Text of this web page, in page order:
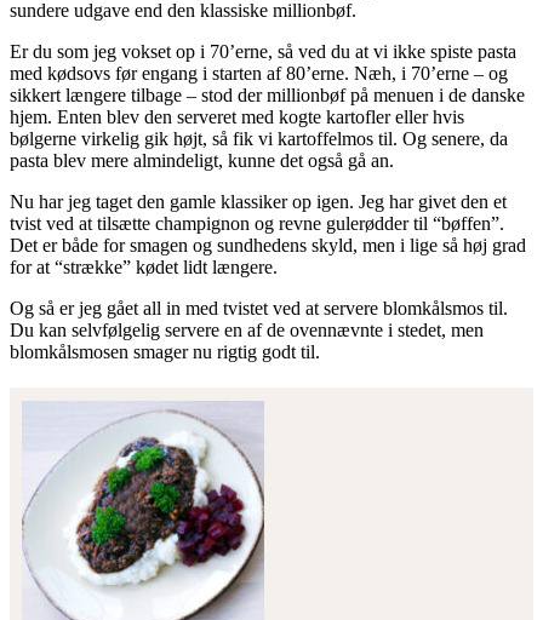
sundere udgave end den klassiske millionbøf.
Er du som jeg vokset op i 70’erne, så ved du at vi ikke spiste pasta
med kødsovs før engang i starten af 80’erne. Næh, i 70’erne – og
sikkert længere tilbage – stod der millionbøf på menuen i de danske
hjem. Enten blev den serveret med kogte kartofler eller hvis
bølgerne virkelig gik højt, så fik vi kartoffelmos til. Og senere, da
pasta blev mere almindeligt, kunne det også gå an.
Nu har jeg taget den gamle klassiker op igen. Jeg har givet den et
tvist ved at tilsætte champignon og revne gulerødder til “bøffen”.
Det er både for smagen og sundhedens skyld, men i lige så høj grad
for at “strække” kødet lidt længere.
Og så er jeg gået all in med tvistet ved at servere blomkålsmos til.
Du kan selvfølgelig servere en af de ovennævnte i stedet, men
blomkålsmosen smager nu rigtig godt til.